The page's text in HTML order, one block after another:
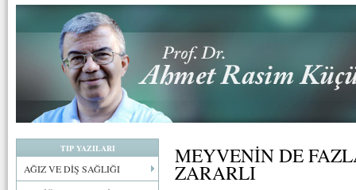
TIP YAZILARI
AĞIZ VE DİŞ SAĞLIĞI
MEYVENİN DE
ZARARLI